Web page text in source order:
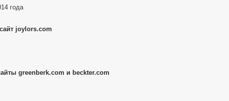
года
joylors.com
greenberk.com и beckter.com